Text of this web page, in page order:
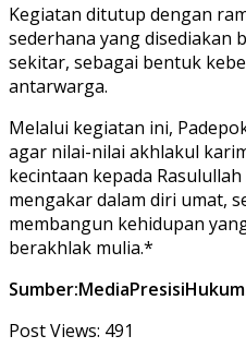
Kegiatan ditutup dengan
sederhana yang disediakan
sekitar, sebagai bentuk
antarwarga.
Melalui kegiatan ini,
agar nilai-nilai akhlakul
kecintaan kepada
mengakar dalam diri umat,
membangun kehidupan
berakhlak mulia.*
Post Views: 491